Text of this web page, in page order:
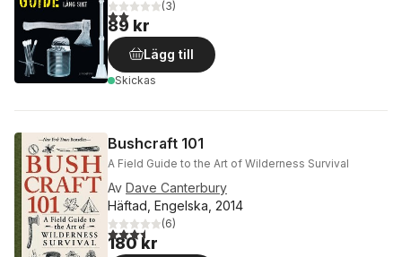
2,0utav 5 stjärnor. Totalt antal röster:
(3)
89 kr
Lägg till
Skickas
Bushcraft 101
A Field Guide to the Art of Wilderness Survival
Av Dave Canterbury
Häftad, Engelska, 2014
3,5utav 5 stjärnor. Totalt antal röster:
(6)
180 kr